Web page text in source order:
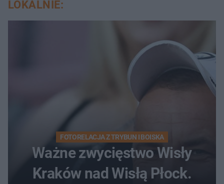
LOKALNIE:
FOTORELACJA Z TRYBUN I BOISKA
Ważne zwycięstwo Wisły
Kraków nad Wisłą Płock.